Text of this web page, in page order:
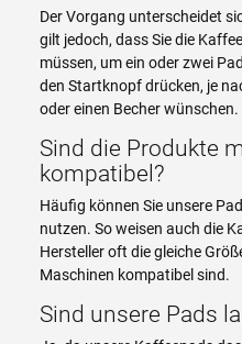
Der Vorgang unterscheidet
gilt jedoch, dass Sie die
müssen, um ein oder zwei
den Startknopf drücken, je
oder einen Becher wünschen.
Sind die Produkte
kompatibel?
Häufig können Sie unsere
nutzen. So weisen auch die
Hersteller oft die gleiche
Maschinen kompatibel sind.
Sind unsere Pads